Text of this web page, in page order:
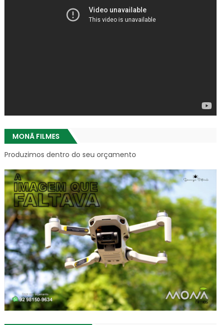
MONÃ FILMES
Produzimos dentro do seu orçamento